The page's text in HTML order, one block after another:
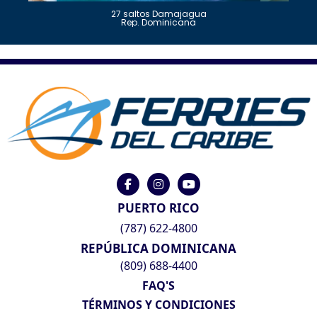
27 saltos Damajagua
Rep. Dominicana
PUERTO RICO
(787) 622-4800
REPÚBLICA DOMINICANA
(809) 688-4400
FAQ'S
TÉRMINOS Y CONDICIONES